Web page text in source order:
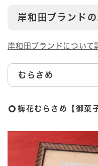
岸和田ブランド
岸和田ブランドについて
むらさめ
梅花むらさめ【御菓